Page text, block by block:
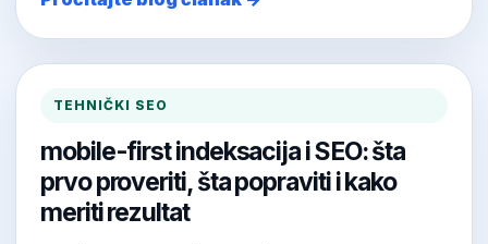
TEHNIČKI SEO
mobile-first indeksacija i SEO: šta
prvo proveriti, šta popraviti i kako
meriti rezultat